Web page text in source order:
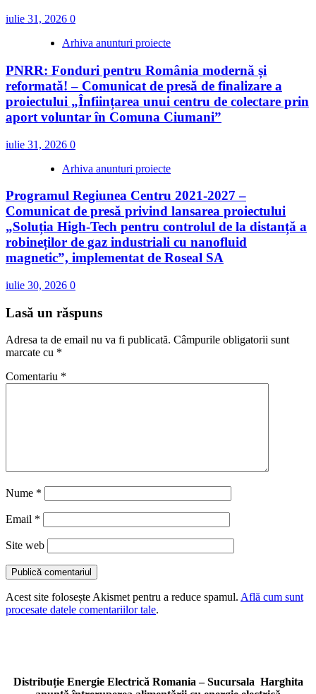
iulie 31, 2026 0
Arhiva anunturi proiecte
PNRR: Fonduri pentru România modernă și
reformată! – Comunicat de presă de finalizare a
proiectului „Înființarea unui centru de colectare prin
aport voluntar în Comuna Ciumani”
iulie 31, 2026 0
Arhiva anunturi proiecte
Programul Regiunea Centru 2021-2027 –
Comunicat de presă privind lansarea proiectului
„Soluția High‑Tech pentru controlul de la distanță a
robineților de gaz industriali cu nanofluid
magnetic”, implementat de Roseal SA
iulie 30, 2026 0
Lasă un răspuns
Adresa ta de email nu va fi publicată. Câmpurile obligatorii sunt
marcate cu *
Comentariu *
Nume *
Email *
Site web
Acest site folosește Akismet pentru a reduce spamul. Află cum sunt
procesate datele comentariilor tale.
Distribuție Energie Electrică Romania – Sucursala Harghita